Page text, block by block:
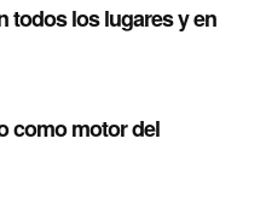
todos los lugares y en
como motor del